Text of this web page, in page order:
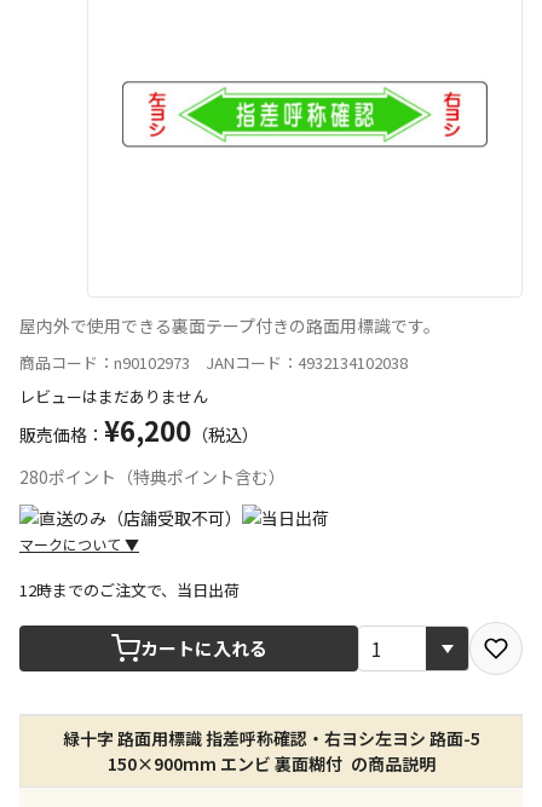
屋内外で使用できる裏面テープ付きの路面用標識です。
商品コード：n90102973 JANコード：4932134102038
レビューはまだありません
販売価格： ¥6,200 （税込）
280ポイント（特典ポイント含む）
マークについて ▼
宅配や店舗受取を選択できる商品です
店舗のみで受取できる商品です（宅配便でのお届けが
できません）
※同時購入の商品は、全て同じ店舗での受取となりま
す
12時までのご注文で、当日出荷
カートに入れる
緑十字 路面用標識 指差呼称確認・右ヨシ左ヨシ 路面-5
150×900mm エンビ 裏面糊付 の商品説明